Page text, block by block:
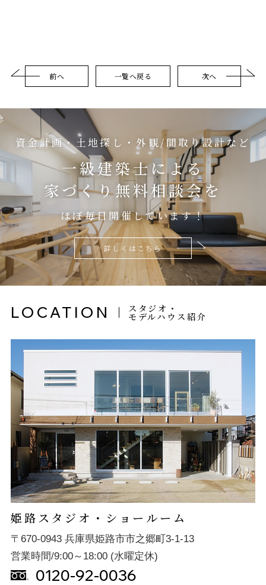
前へ 一覧へ戻る 次へ
資金計画・土地探し・外観/間取り設計など
一級建築士による
家づくり無料相談会を
ほぼ毎日開催しています！
詳しくはこちら
LOCATION スタジオ・
モデルハウス紹介
姫路スタジオ・ショールーム
〒670-0943 兵庫県姫路市市之郷町3-1-13
営業時間/9:00～18:00 (水曜定休)
0120-92-0036